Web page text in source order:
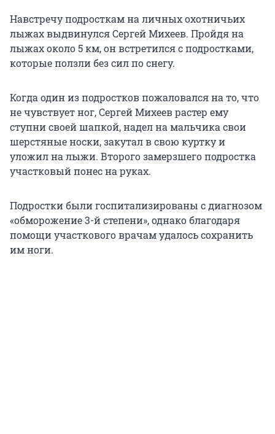
Навстречу подросткам на личных охотничьих
лыжах выдвинулся Сергей Михеев. Пройдя на
лыжах около 5 км, он встретился с подростками,
которые ползли без сил по снегу.
Когда один из подростков пожаловался на то, что
не чувствует ног, Сергей Михеев растер ему
ступни своей шапкой, надел на мальчика свои
шерстяные носки, закутал в свою куртку и
уложил на лыжи. Второго замерзшего подростка
участковый понес на руках.
Подростки были госпитализированы с диагнозом
«обморожение 3-й степени», однако благодаря
помощи участкового врачам удалось сохранить
им ноги.